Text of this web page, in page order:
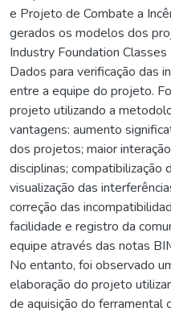
e Projeto de Combate a
gerados os modelos dos
Industry Foundation
Dados para verificação das
entre a equipe do projeto.
projeto utilizando a
vantagens: aumento
dos projetos; maior
disciplinas; compatibilização
visualização das
correção das
facilidade e registro da
equipe através das notas
No entanto, foi observado
elaboração do projeto
de aquisição do ferramental